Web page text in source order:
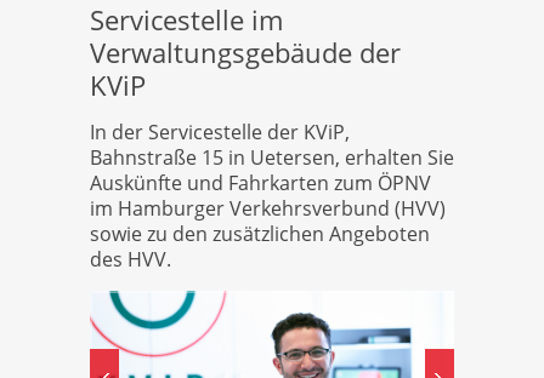
Servicestelle im
Verwaltungsgebäude der
KViP
In der Servicestelle der KViP,
Bahnstraße 15 in Uetersen, erhalten Sie
Auskünfte und Fahrkarten zum ÖPNV
im Hamburger Verkehrsverbund (HVV)
sowie zu den zusätzlichen Angeboten
des HVV.